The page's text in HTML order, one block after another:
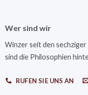
Wer sind wir
Winzer seit den sechziger
sind die Philosophien
RUFEN SIE UNS AN